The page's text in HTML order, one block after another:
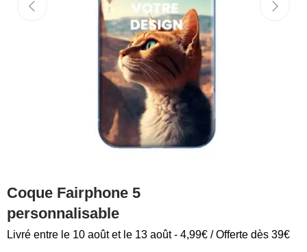
Coque Fairphone 5
personnalisable
Livré entre le 10 août et le 13 août - 4,99€ / Offerte dès 39€